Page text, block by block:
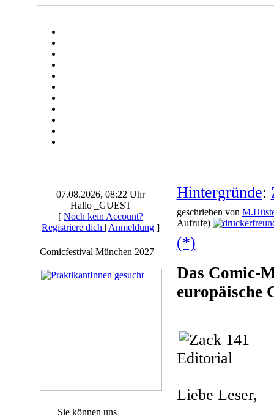
07.08.2026, 08:22 Uhr
Hallo _GUEST
[ Noch kein Account?
Registriere dich | Anmeldung ]
Comicfestival München 2027
Sie können uns
Hintergründe:
geschrieben von
Aufrufe)
(*)
Das Comic-
europäische
Editorial
Liebe Leser,